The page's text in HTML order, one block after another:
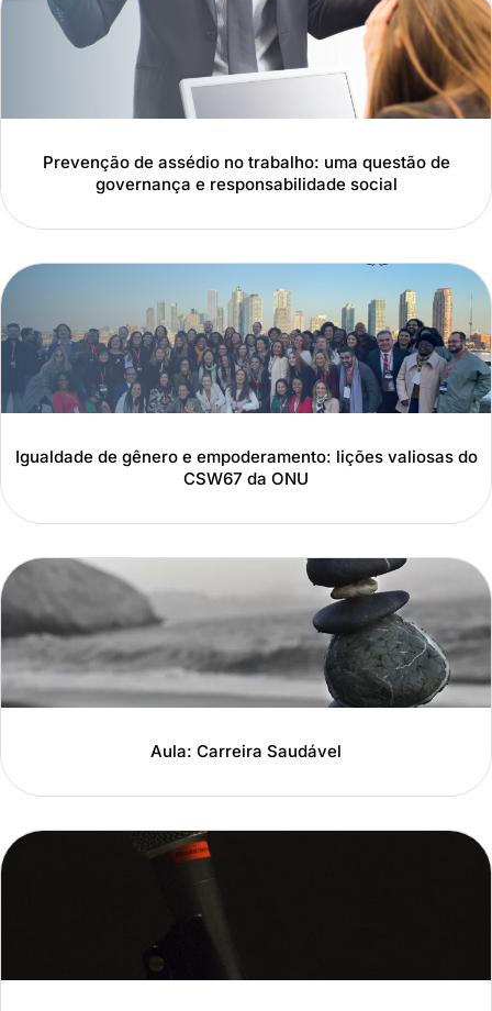
Prevenção de assédio no trabalho: uma questão de
governança e responsabilidade social
Igualdade de gênero e empoderamento: lições valiosas do
CSW67 da ONU
Aula: Carreira Saudável